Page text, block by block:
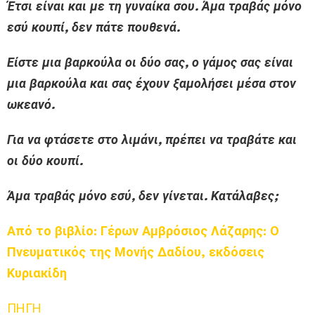
Έτσι είναι και με τη γυναίκα σου. Άμα τραβάς μόνο
εσύ κουπί, δεν πάτε πουθενά.
Είστε μια βαρκούλα οι δύο σας, ο γάμος σας είναι
μια βαρκούλα και σας έχουν ξαμολήσει μέσα στον
ωκεανό.
Για να φτάσετε στο λιμάνι, πρέπει να τραβάτε και
οι δύο κουπί.
Άμα τραβάς μόνο εσύ, δεν γίνεται. Κατάλαβες;
Από το βιβλίο: Γέρων Αμβρόσιος Λάζαρης: Ο
Πνευματικός της Μονής Δαδίου, εκδόσεις
Κυριακίδη
ΠΗΓΗ